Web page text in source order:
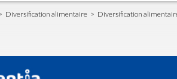
Diversification alimentaire Diversification